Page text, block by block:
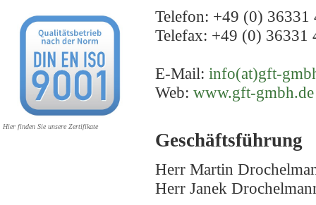
Hier finden Sie unsere Zertifikate
Telefon: +49 (0) 36331
Telefax: +49 (0) 36331
E-Mail: info(at)gft-
Web: www.gft-gmbh.de
Geschäftsführung
Herr Martin
Herr Janek